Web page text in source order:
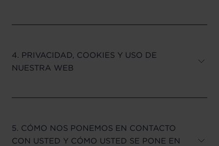
4. PRIVACIDAD, COOKIES Y USO DE
NUESTRA WEB
5. CÓMO NOS PONEMOS EN CONTACTO
CON USTED Y CÓMO USTED SE PONE EN